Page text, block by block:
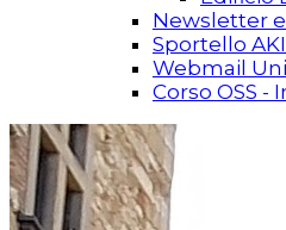
Newsletter
Sportello
Webmail
Corso OSS -